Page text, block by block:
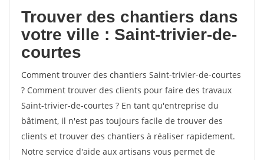
Trouver des chantiers dans
votre ville : Saint-trivier-de-
courtes
Comment trouver des chantiers Saint-trivier-de-courtes
? Comment trouver des clients pour faire des travaux
Saint-trivier-de-courtes ? En tant qu'entreprise du
bâtiment, il n'est pas toujours facile de trouver des
clients et trouver des chantiers à réaliser rapidement.
Notre service d'aide aux artisans vous permet de